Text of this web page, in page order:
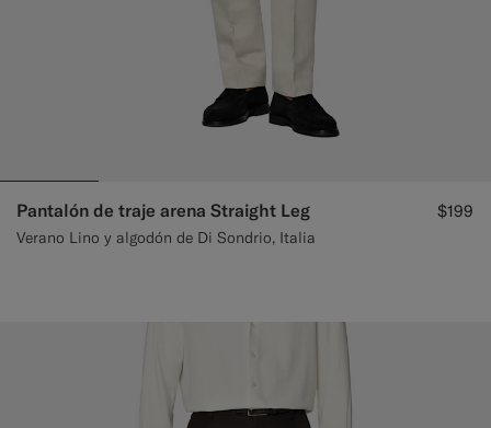
Pantalón de traje arena Straight Leg
Verano Lino y algodón de Di Sondrio, Italia
$199